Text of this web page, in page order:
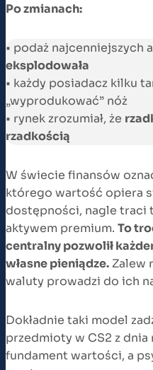
Po zmianach:
• podaż najcenniejszych
eksplodowała
• każdy posiadacz kilku
„wyprodukować” nóż
• rynek zrozumiał, że
rzadkością
W świecie finansów
którego wartość opiera
dostępności, nagle traci
aktywem premium. To
centralny pozwolił
własne pieniądze. Zalew
waluty prowadzi do ich
Dokładnie taki model
przedmioty w CS2 z dnia
fundament wartości, a